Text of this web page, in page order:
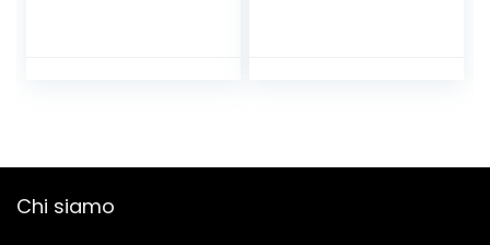
Chi siamo